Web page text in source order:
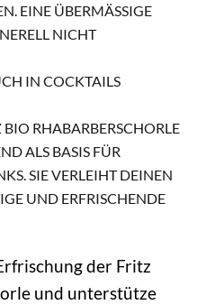
EINE ÜBERMÄSSIGE ZU
NICHT EM
IN COCKTAILS
RHABARBERSCHORLE
ALS BASIS FÜR
SIE VERLEIHT DEINEN
UND ERFRISCHENDE
der Fritz
und unterstütze